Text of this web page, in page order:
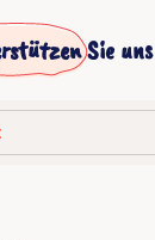
Sie uns